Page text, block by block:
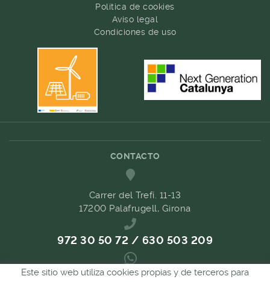
Política de cookies
Aviso legal
Condiciones de uso
CONTACTO
Carrer del Trefí. 11-13
17200 Palafrugell, Girona
972 30 50 72 / 630 503 209
689 657 489
Este sitio web utiliza cookies propias y de terceros para